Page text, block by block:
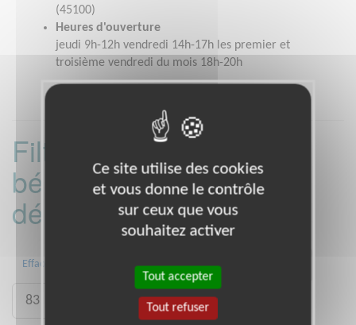
(45100)
Heures d'ouverture
jeudi 9h-12h vendredi 14h-17h les premier et
troisième vendredi du mois 18h-20h
Filtrer les missions
bénévoles par
département :
Effacer 45 49
83
Ce site utilise des cookies
et vous donne le contrôle
sur ceux que vous
souhaitez activer
Tout accepter
Tout refuser